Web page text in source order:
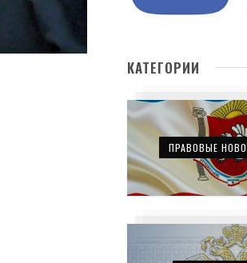
КАТЕГОРИИ
ПРАВОВЫЕ